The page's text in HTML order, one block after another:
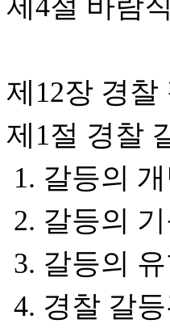
제4절 바람
제12장 경찰
제1절 경찰
1. 갈등의 개
2. 갈등의
3. 갈등의 유
4. 경찰 갈등